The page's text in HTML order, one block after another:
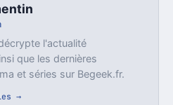
l'actualité
que les dernières
et séries sur Begeek.fr.
→